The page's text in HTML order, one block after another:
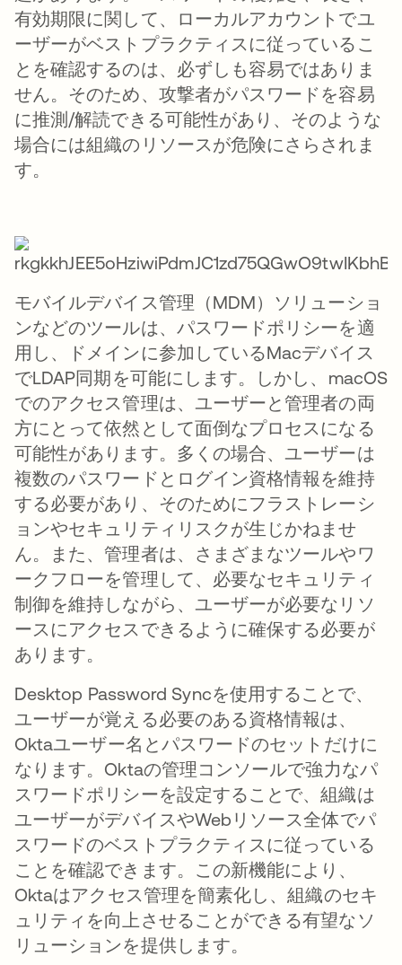
有効期限に関して、ローカルアカウントでユ
ーザーがベストプラクティスに従っているこ
とを確認するのは、必ずしも容易ではありま
せん。そのため、攻撃者がパスワードを容易
に推測/解読できる可能性があり、そのような
場合には組織のリソースが危険にさらされま
す。
モバイルデバイス管理（MDM）ソリューショ
ンなどのツールは、パスワードポリシーを適
用し、ドメインに参加しているMacデバイス
でLDAP同期を可能にします。しかし、macOS
でのアクセス管理は、ユーザーと管理者の両
方にとって依然として面倒なプロセスになる
可能性があります。多くの場合、ユーザーは
複数のパスワードとログイン資格情報を維持
する必要があり、そのためにフラストレーシ
ョンやセキュリティリスクが生じかねませ
ん。また、管理者は、さまざまなツールやワ
ークフローを管理して、必要なセキュリティ
制御を維持しながら、ユーザーが必要なリソ
ースにアクセスできるように確保する必要が
あります。
Desktop Password Syncを使用することで、
ユーザーが覚える必要のある資格情報は、
Oktaユーザー名とパスワードのセットだけに
なります。Oktaの管理コンソールで強力なパ
スワードポリシーを設定することで、組織は
ユーザーがデバイスやWebリソース全体でパ
スワードのベストプラクティスに従っている
ことを確認できます。この新機能により、
Oktaはアクセス管理を簡素化し、組織のセキ
ュリティを向上させることができる有望なソ
リューションを提供します。